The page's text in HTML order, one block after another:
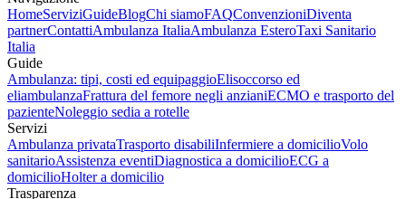
HomeServiziGuideBlogChi siamoFAQConvenzioniDiventa
partnerContattiAmbulanza ItaliaAmbulanza EsteroTaxi Sanitario
Italia
Guide
Ambulanza: tipi, costi ed equipaggioElisoccorso ed
eliambulanzaFrattura del femore negli anzianiECMO e trasporto del
pazienteNoleggio sedia a rotelle
Servizi
Ambulanza privataTrasporto disabiliInfermiere a domicilioVolo
sanitarioAssistenza eventiDiagnostica a domicilioECG a
domicilioHolter a domicilio
Trasparenza